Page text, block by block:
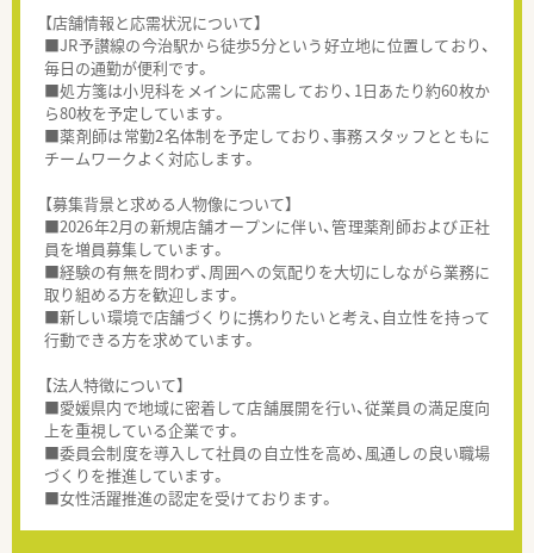
【店舗情報と応需状況について】
■JR予讃線の今治駅から徒歩5分という好立地に位置しており、
毎日の通勤が便利です。
■処方箋は小児科をメインに応需しており、1日あたり約60枚か
ら80枚を予定しています。
■薬剤師は常勤2名体制を予定しており、事務スタッフとともに
チームワークよく対応します。
【募集背景と求める人物像について】
■2026年2月の新規店舗オープンに伴い、管理薬剤師および正社
員を増員募集しています。
■経験の有無を問わず、周囲への気配りを大切にしながら業務に
取り組める方を歓迎します。
■新しい環境で店舗づくりに携わりたいと考え、自立性を持って
行動できる方を求めています。
【法人特徴について】
■愛媛県内で地域に密着して店舗展開を行い、従業員の満足度向
上を重視している企業です。
■委員会制度を導入して社員の自立性を高め、風通しの良い職場
づくりを推進しています。
■女性活躍推進の認定を受けております。